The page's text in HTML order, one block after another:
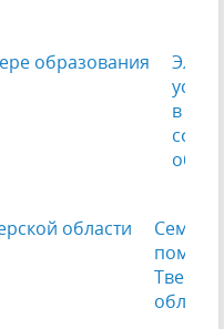
в
сфере
области